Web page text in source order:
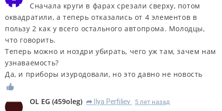
Сначала круги в фарах срезали сверху, потом
оквадратили, а теперь отказались от 4 элементов в
пользу 2 как у всего остального автопрома. Молодцы,
что говорить.
Теперь можно и ноздри убирать, чего уж там, зачем нам
узнаваемость?
Да, и приборы изуродовали, но это давно не новость
OL EG (459oleg) R Ilya Perfiliev 5 лет назад